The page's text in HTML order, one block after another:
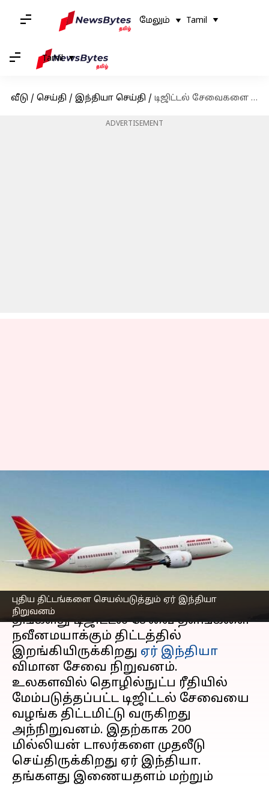
மேலும் Tamil
Tamil
வீடு / செய்தி / இந்தியா செய்தி / டிஜிட்டல் சேவைகளை மேம்படுத்த 200 மில்லியன் டாலர்களை முதலீடு செய்யும் ஏர் இந்தியா!
ADVERTISEMENT
புதிய திட்டங்களை செயல்படுத்தும் ஏர் இந்தியா
நிறுவனம்
டாலர்களை முதலீடு
செய்யும் ஏர் இந்தியா!
எழுதியவர் Prasanna Venkatesh Apr 26, 2023 10:13 am
செய்தி முன்னோட்டம்
தங்களது டிஜிட்டல் சேவை தளங்களை
நவீனமயாக்கும் திட்டத்தில்
இறங்கியிருக்கிறது ஏர் இந்தியா
விமான சேவை நிறுவனம்.
உலகளவில் தொழில்நுட்ப ரீதியில்
மேம்படுத்தப்பட்ட டிஜிட்டல் சேவையை
வழங்க திட்டமிட்டு வருகிறது
அந்நிறுவனம். இதற்காக 200
மில்லியன் டாலர்களை முதலீடு
செய்திருக்கிறது ஏர் இந்தியா.
தங்களது இணையதளம் மற்றும்